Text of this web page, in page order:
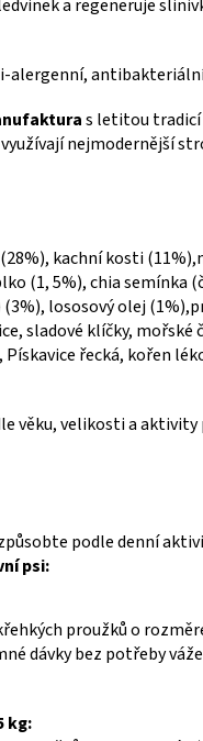
a regeneruje
alergenní,
s letitou tradicí
nejmodernější
kachní kosti
(1, 5%), chia semínka
lososový olej
sladové klíčky, mořské
řecká, kořen
věku, velikosti a aktivity
podle denní
psi:
proužků o
dávky bez potřeby
kg: